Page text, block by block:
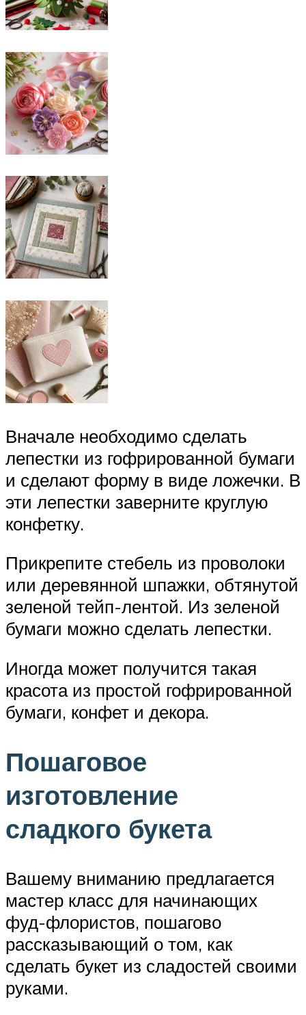
Вначале необходимо сделать
лепестки из гофрированной бумаги
и сделают форму в виде ложечки. В
эти лепестки заверните круглую
конфетку.
Прикрепите стебель из проволоки
или деревянной шпажки, обтянутой
зеленой тейп-лентой. Из зеленой
бумаги можно сделать лепестки.
Иногда может получится такая
красота из простой гофрированной
бумаги, конфет и декора.
Пошаговое
изготовление
сладкого букета
Вашему вниманию предлагается
мастер класс для начинающих
фуд-флористов, пошагово
рассказывающий о том, как
сделать букет из сладостей своими
руками.